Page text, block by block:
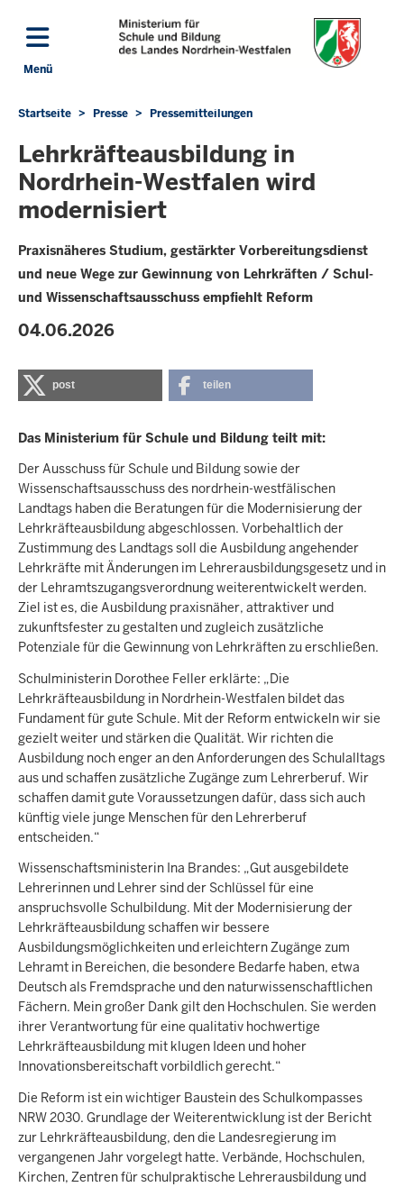
Direkt zum Inhalt
Menü
Sie
sich
hier
Startseite Presse Pressemitteilungen
Lehrkräfteausbildung in
Nordrhein-Westfalen wird
modernisiert
Praxisnäheres Studium, gestärkter Vorbereitungsdienst
und neue Wege zur Gewinnung von Lehrkräften / Schul-
und Wissenschaftsausschuss empfiehlt Reform
04.06.2026
post teilen
Das Ministerium für Schule und Bildung teilt mit:
Der Ausschuss für Schule und Bildung sowie der
Wissenschaftsausschuss des nordrhein-westfälischen
Landtags haben die Beratungen für die Modernisierung der
Lehrkräfteausbildung abgeschlossen. Vorbehaltlich der
Zustimmung des Landtags soll die Ausbildung angehender
Lehrkräfte mit Änderungen im Lehrerausbildungsgesetz und in
der Lehramtszugangsverordnung weiterentwickelt werden.
Ziel ist es, die Ausbildung praxisnäher, attraktiver und
zukunftsfester zu gestalten und zugleich zusätzliche
Potenziale für die Gewinnung von Lehrkräften zu erschließen.
Schulministerin Dorothee Feller erklärte: „Die
Lehrkräfteausbildung in Nordrhein-Westfalen bildet das
Fundament für gute Schule. Mit der Reform entwickeln wir sie
gezielt weiter und stärken die Qualität. Wir richten die
Ausbildung noch enger an den Anforderungen des Schulalltags
aus und schaffen zusätzliche Zugänge zum Lehrerberuf. Wir
schaffen damit gute Voraussetzungen dafür, dass sich auch
künftig viele junge Menschen für den Lehrerberuf
entscheiden.“
Wissenschaftsministerin Ina Brandes: „Gut ausgebildete
Lehrerinnen und Lehrer sind der Schlüssel für eine
anspruchsvolle Schulbildung. Mit der Modernisierung der
Lehrkräfteausbildung schaffen wir bessere
Ausbildungsmöglichkeiten und erleichtern Zugänge zum
Lehramt in Bereichen, die besondere Bedarfe haben, etwa
Deutsch als Fremdsprache und den naturwissenschaftlichen
Fächern. Mein großer Dank gilt den Hochschulen. Sie werden
ihrer Verantwortung für eine qualitativ hochwertige
Lehrkräfteausbildung mit klugen Ideen und hoher
Innovationsbereitschaft vorbildlich gerecht.“
Die Reform ist ein wichtiger Baustein des Schulkompasses
NRW 2030. Grundlage der Weiterentwicklung ist der Bericht
zur Lehrkräfteausbildung, den die Landesregierung im
vergangenen Jahr vorgelegt hatte. Verbände, Hochschulen,
Kirchen, Zentren für schulpraktische Lehrerausbildung und